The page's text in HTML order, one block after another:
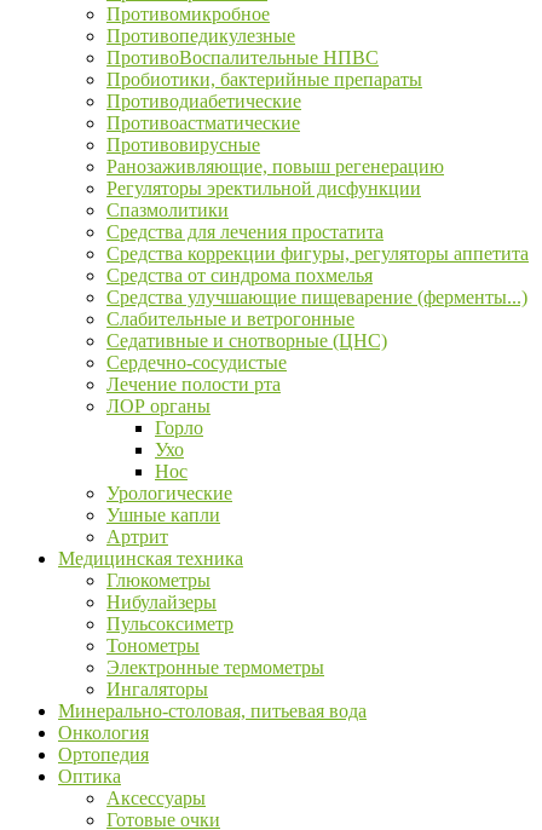
Противомикробное
Противопедикулезные
ПротивоВоспалительные НПВС
Пробиотики, бактерийные препараты
Противодиабетические
Противоастматические
Противовирусные
Ранозаживляющие, повыш регенерацию
Регуляторы эректильной дисфункции
Спазмолитики
Средства для лечения простатита
Средства коррекции фигуры, регуляторы аппетита
Средства от синдрома похмелья
Средства улучшающие пищеварение (ферменты...)
Слабительные и ветрогонные
Седативные и снотворные (ЦНС)
Сердечно-сосудистые
Лечение полости рта
ЛОР органы
Горло
Ухо
Нос
Урологические
Ушные капли
Артрит
Медицинская техника
Глюкометры
Нибулайзеры
Пульсоксиметр
Тонометры
Электронные термометры
Ингаляторы
Минерально-столовая, питьевая вода
Онкология
Ортопедия
Оптика
Аксессуары
Готовые очки